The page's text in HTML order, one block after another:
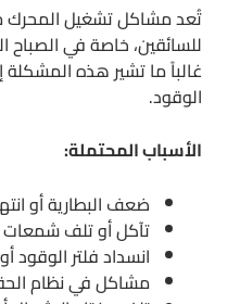
تُعد مشاكل تشغيل المحرك
للسائقين، خاصة في الصباح
غالباً ما تشير هذه
الوقود.
الأسباب المحتملة:
ضعف البطارية أو
تآكل أو تلف شمعات
انسداد فلتر
مشاكل في نظام